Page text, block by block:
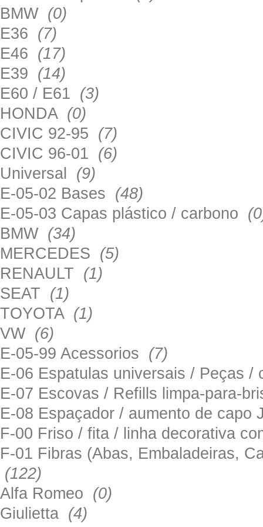
BMW (0)
E36 (7)
E46 (17)
E39 (14)
E60 / E61 (3)
HONDA (0)
CIVIC 92-95 (7)
CIVIC 96-01 (6)
Universal (9)
E-05-02 Bases (48)
E-05-03 Capas plástico / carbono
BMW (34)
MERCEDES (5)
RENAULT (1)
SEAT (1)
TOYOTA (1)
VW (6)
E-05-99 Acessorios (7)
E-06 Espatulas universais / Peças
E-07 Escovas / Refills limpa-para-
E-08 Espaçador / aumento de
F-00 Friso / fita / linha decorativa
F-01 Fibras (Abas, Embaladeiras,
(122)
Alfa Romeo (0)
Giulietta (4)